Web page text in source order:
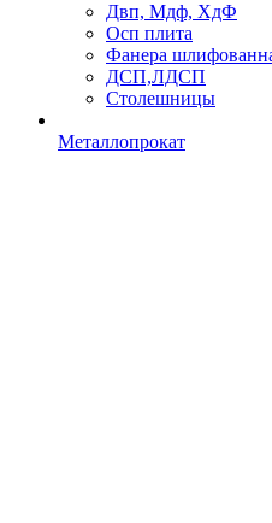
Двп, Мдф, ХдФ
Осп плита
Фанера
ДСП,ЛДСП
Столешницы
Металлопрокат